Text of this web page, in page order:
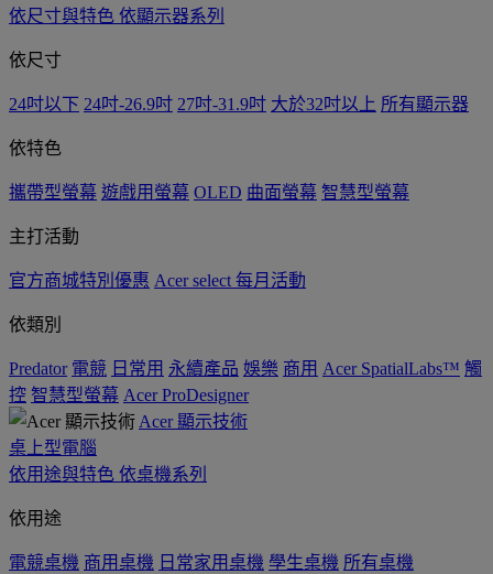
依尺寸與特色 依顯示器系列
依尺寸
24吋以下 24吋-26.9吋 27吋-31.9吋 大於32吋以上 所有顯示器
依特色
攜帶型螢幕 遊戲用螢幕 OLED 曲面螢幕 智慧型螢幕
主打活動
官方商城特別優惠 Acer select 每月活動
依類別
Predator 電競 日常用 永續產品 娛樂 商用 Acer SpatialLabs™ 觸
控 智慧型螢幕 Acer ProDesigner
Acer 顯示技術
桌上型電腦
依用途與特色 依桌機系列
依用途
電競桌機 商用桌機 日常家用桌機 學生桌機 所有桌機